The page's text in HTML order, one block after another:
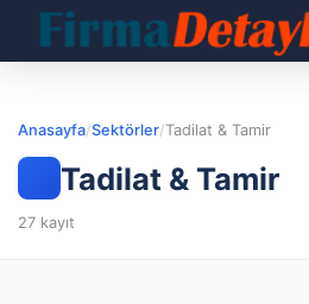
Anasayfa/Sektörler/Tadilat & Tamir
Tadilat & Tamir
27 kayıt